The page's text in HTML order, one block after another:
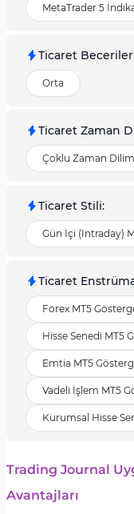
MetaTrader 5
Ticaret
Orta
Ticaret Zaman
Çoklu Zaman
Ticaret Stili:
Gün İçi (Intraday)
Ticaret
Forex MT5
Hisse Senedi MT5
Emtia MT5
Vadeli İşlem MT5
Kurumsal Hisse
Trading Journal
Avantajları